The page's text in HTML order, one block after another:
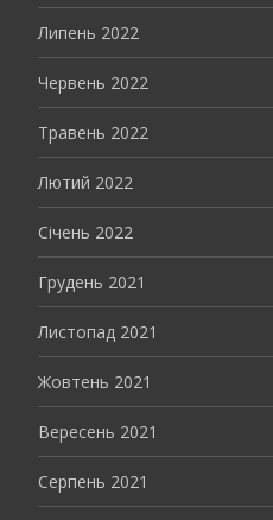
Липень 2022
Червень 2022
Травень 2022
Лютий 2022
Січень 2022
Грудень 2021
Листопад 2021
Жовтень 2021
Вересень 2021
Серпень 2021